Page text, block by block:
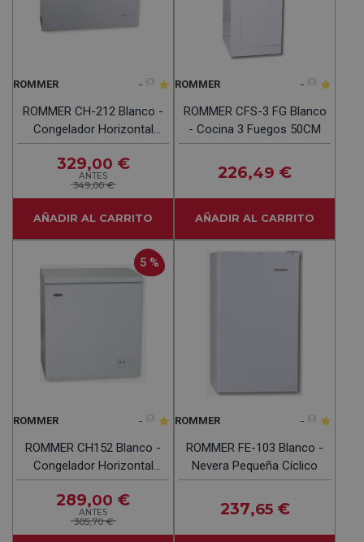
ROMMER - (0)
ROMMER CH-212 Blanco -
Congelador Horizontal
Cíclico
329,00 €
ANTES
349,00 €
AÑADIR AL CARRITO
ROMMER - (0)
ROMMER CFS-3 FG Blanco
- Cocina 3 Fuegos 50CM
226,49 €
AÑADIR AL CARRITO
5 %
ROMMER - (0)
ROMMER CH152 Blanco -
Congelador Horizontal
Cíclico
289,00 €
ANTES
305,70 €
ROMMER - (0)
ROMMER FE-103 Blanco -
Nevera Pequeña Cíclico
237,65 €